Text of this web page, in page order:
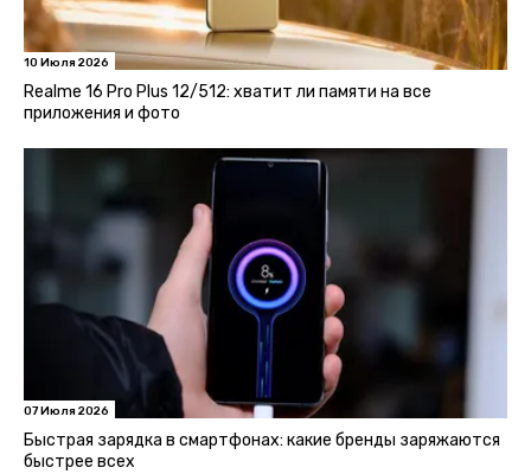
10 Июля 2026
Realme 16 Pro Plus 12/512: хватит ли памяти на все
приложения и фото
07 Июля 2026
Быстрая зарядка в смартфонах: какие бренды заряжаются
быстрее всех